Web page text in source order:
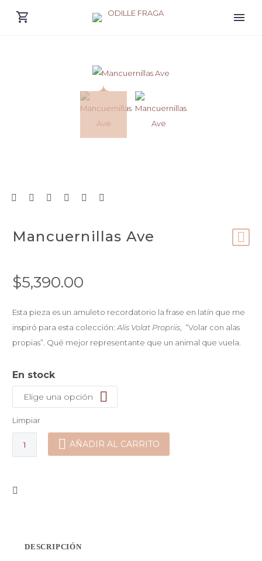
Mancuernillas Ave
$5,390.00
Esta pieza es un amuleto recordatorio la frase en latín que me
inspiró para esta colección:Alis Volat Propriis, “Volar con alas
propias”. Qué mejor representante que un animal que vuela.
En stock
Elige una opción
Limpiar
Mancuernillas
Ave
AÑADIR AL CARRITO
DESCRIPCIÓN